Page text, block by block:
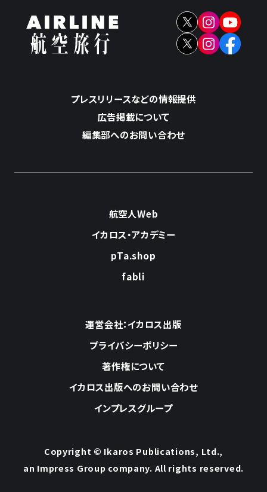
プレスリリースなどの情報提供
広告掲載について
編集部へのお問い合わせ
航空人Web
イカロス・アカデミー
pTa.shop
fabli
運営会社：イカロス出版
プライバシーポリシー
著作権について
イカロス出版へのお問い合わせ
インプレスグループ
Copyright © Ikaros Publications, Ltd.,
an Impress Group company. All rights reserved.